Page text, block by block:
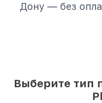
Дону — без
Выберите тип